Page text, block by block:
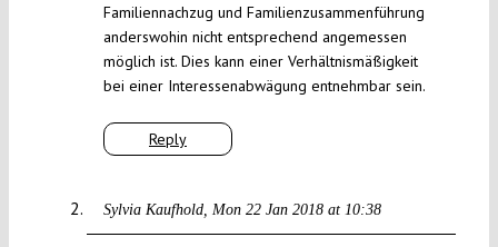
Reply
Familiennachzug und Familienzusammenführung
anderswohin nicht entsprechend angemessen
möglich ist. Dies kann einer Verhältnismäßigkeit
bei einer Interessenabwägung entnehmbar sein.
Sylvia Kaufhold Mon 22 Jan 2018 at 10:38